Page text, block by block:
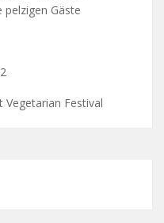
pelzigen Gäste
Vegetarian Festival